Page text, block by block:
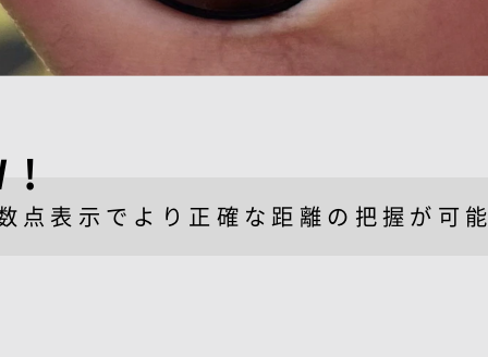
点表示でより正確な距離の把握が可